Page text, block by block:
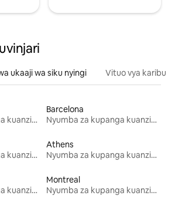
ukaaji wa siku nyingi Vituo vya karibu
Nyumba za kupanga kuanzia mwezi mmoja
Barcelona
Nyumba za kupanga kuanzia mwezi mmoja
Nyumba za kupanga kuanzia mwezi mmoja
Athens
Nyumba za kupanga kuanzia mwezi mmoja
Nyumba za kupanga kuanzia mwezi mmoja
Montreal
Nyumba za kupanga kuanzia mwezi mmoja